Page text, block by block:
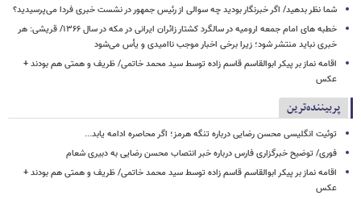
شما نظر بدهید/ اگر خبرنگار بودید چه سوالی از رئیس جمهور در نشست خبری فردا می‌پرسیدید؟
خطبه های امام جمعه ارومیه در سالگرد کشتار زائران ایرانی در مکه در سال ۱۳۶۶/ قریشی: هر
خبری نباید منتشر شود؛ زیرا برخی اخبار موجب ناامیدی و یأس می‌شود
اقامه نماز بر پیکر ابوالقاسم قاسم زاده توسط سید محمد خاتمی/ ظریف و همتی هم بودند +
عکس
پربیننده‌ترین
توئیت انگلیسی محسن رضایی درباره تنگه هرمز؛ اگر محاصره ادامه یابد...
فوری/ توضیح خبرگزاری فارس درباره خبر انتصاب محسن رضایی به دبیری شعام
اقامه نماز بر پیکر ابوالقاسم قاسم زاده توسط سید محمد خاتمی/ ظریف و همتی هم بودند +
عکس